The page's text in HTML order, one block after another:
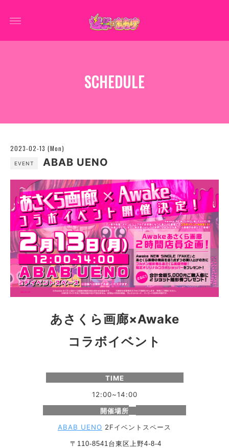
SCHEDULE
2023-02-13 (Mon)
EVENT ABAB UENO
あさくら画廊×Awake
コラボイベント
TIME
12:00~14:00
開催場所
ABAB UENO 2Fイベントスペース
〒110-8541台東区上野4-8-4